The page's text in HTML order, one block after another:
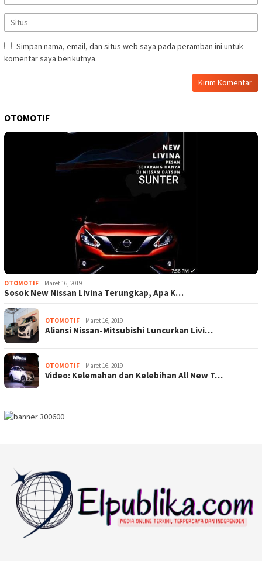
Simpan nama, email, dan situs web saya pada peramban ini untuk
komentar saya berikutnya.
OTOMOTIF
OTOMOTIF Maret 16, 2019
Sosok New Nissan Livina Terungkap, Apa K…
OTOMOTIF Maret 16, 2019
Aliansi Nissan-Mitsubishi Luncurkan Livi…
OTOMOTIF Maret 16, 2019
Video: Kelemahan dan Kelebihan All New T…